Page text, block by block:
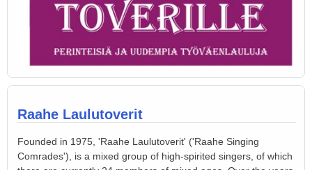
Raahe Laulutoverit
Founded in 1975, 'Raahe Laulutoverit' ('Raahe Singing
Comrades'), is a mixed group of high-spirited singers, of which